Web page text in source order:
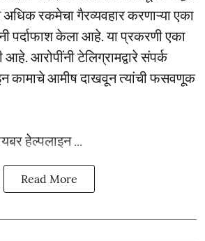
रकमेचा गैरव्यवहार करणाऱ्या एका
पर्दाफाश केला आहे. या प्रकरणी एका
आरोपींनी टेलिग्रामद्वारे संपर्क
कामाचे आमीष दाखवून त्यांची फसवणूक
हेल्पलाइन ...
Read More